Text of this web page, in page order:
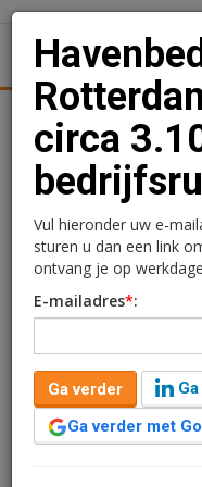
Juridisch | Fiscaal
verhuurt
Ship Spares Logistics
huurovereenkomst
Rotterdam N.V. voor
circa
Vul hieronder uw e-
sturen u dan een link
ontvang je op
E-mailadres*:
Ga verder
Ga verder met